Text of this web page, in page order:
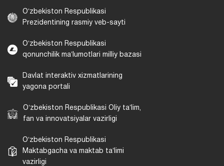
Oʻzbekiston Respublikasi
Prezidentining rasmiy veb-sayti
Oʻzbekiston Respublikasi
qonunchilik maʼlumotlari milliy bazasi
Davlat interaktiv xizmatlarining
yagona portali
Oʻzbekiston Respublikasi Oliy taʼlim,
fan va innovatsiyalar vazirligi
Oʻzbekiston Respublikasi
Maktabgacha va maktab taʼlimi
vazirligi